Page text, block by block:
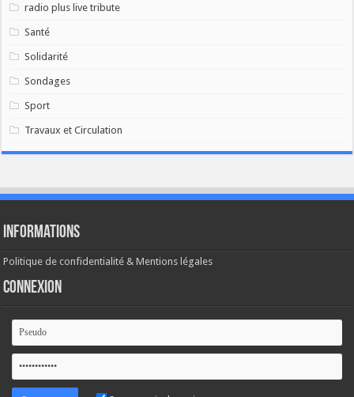
radio plus live tribute
Santé
Solidarité
Sondages
Sport
Travaux et Circulation
Informations
Politique de confidentialité & Mentions légales
Connexion